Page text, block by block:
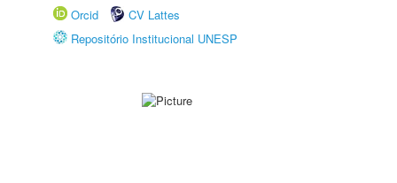
Orcid
CV Lattes
Repositório Institucional UNESP